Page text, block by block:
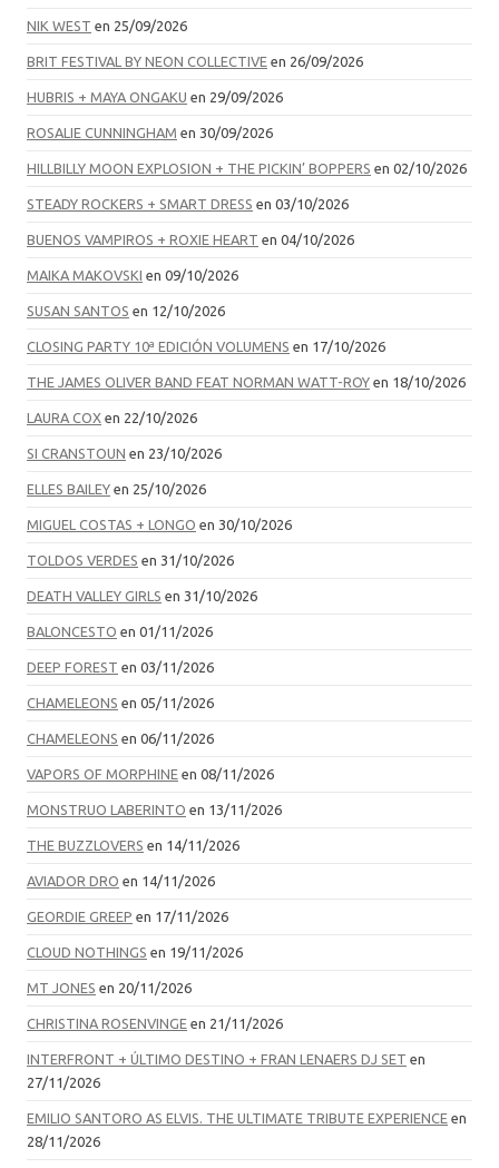
NIK WEST en 25/09/2026
BRIT FESTIVAL BY NEON COLLECTIVE en 26/09/2026
HUBRIS + MAYA ONGAKU en 29/09/2026
ROSALIE CUNNINGHAM en 30/09/2026
HILLBILLY MOON EXPLOSION + THE PICKIN’ BOPPERS en 02/10/2026
STEADY ROCKERS + SMART DRESS en 03/10/2026
BUENOS VAMPIROS + ROXIE HEART en 04/10/2026
MAIKA MAKOVSKI en 09/10/2026
SUSAN SANTOS en 12/10/2026
CLOSING PARTY 10ª EDICIÓN VOLUMENS en 17/10/2026
THE JAMES OLIVER BAND FEAT NORMAN WATT-ROY en 18/10/2026
LAURA COX en 22/10/2026
SI CRANSTOUN en 23/10/2026
ELLES BAILEY en 25/10/2026
MIGUEL COSTAS + LONGO en 30/10/2026
TOLDOS VERDES en 31/10/2026
DEATH VALLEY GIRLS en 31/10/2026
BALONCESTO en 01/11/2026
DEEP FOREST en 03/11/2026
CHAMELEONS en 05/11/2026
CHAMELEONS en 06/11/2026
VAPORS OF MORPHINE en 08/11/2026
MONSTRUO LABERINTO en 13/11/2026
THE BUZZLOVERS en 14/11/2026
AVIADOR DRO en 14/11/2026
GEORDIE GREEP en 17/11/2026
CLOUD NOTHINGS en 19/11/2026
MT JONES en 20/11/2026
CHRISTINA ROSENVINGE en 21/11/2026
INTERFRONT + ÚLTIMO DESTINO + FRAN LENAERS DJ SET en
27/11/2026
EMILIO SANTORO AS ELVIS. THE ULTIMATE TRIBUTE EXPERIENCE en
28/11/2026